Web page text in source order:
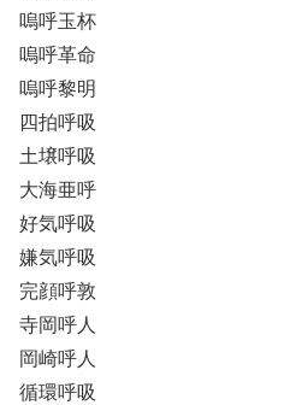
嗚呼玉杯
嗚呼革命
嗚呼黎明
四拍呼吸
土壌呼吸
大海亜呼
好気呼吸
嫌気呼吸
完顔呼敦
寺岡呼人
岡崎呼人
循環呼吸